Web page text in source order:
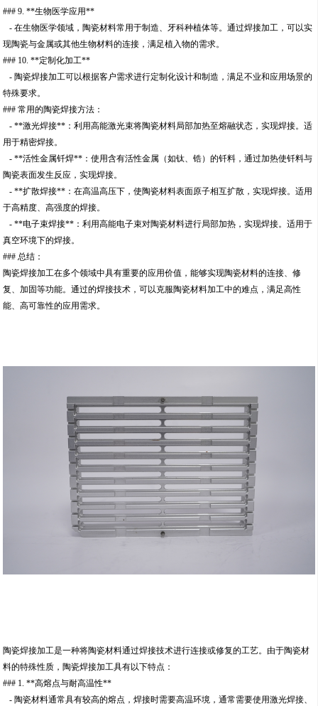
### 9. **生物医学应用**
- 在生物医学领域，陶瓷材料常用于制造、牙科种植体等。通过焊接加工，可以实
现陶瓷与金属或其他生物材料的连接，满足植入物的需求。
### 10. **定制化加工**
- 陶瓷焊接加工可以根据客户需求进行定制化设计和制造，满足不业和应用场景的
特殊要求。
### 常用的陶瓷焊接方法：
- **激光焊接**：利用高能激光束将陶瓷材料局部加热至熔融状态，实现焊接。适
用于精密焊接。
- **活性金属钎焊**：使用含有活性金属（如钛、锆）的钎料，通过加热使钎料与
陶瓷表面发生反应，实现焊接。
- **扩散焊接**：在高温高压下，使陶瓷材料表面原子相互扩散，实现焊接。适用
于高精度、高强度的焊接。
- **电子束焊接**：利用高能电子束对陶瓷材料进行局部加热，实现焊接。适用于
真空环境下的焊接。
### 总结：
陶瓷焊接加工在多个领域中具有重要的应用价值，能够实现陶瓷材料的连接、修
复、加固等功能。通过的焊接技术，可以克服陶瓷材料加工中的难点，满足高性
能、高可靠性的应用需求。
陶瓷焊接加工是一种将陶瓷材料通过焊接技术进行连接或修复的工艺。由于陶瓷材
料的特殊性质，陶瓷焊接加工具有以下特点：
### 1. **高熔点与耐高温性**
- 陶瓷材料通常具有较高的熔点，焊接时需要高温环境，通常需要使用激光焊接、